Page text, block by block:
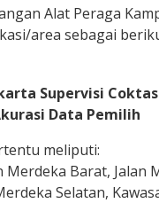
Alat Peraga
area sebagai
Supervisi
Data Pemilih
meliputi:
Merdeka Barat, Jalan
Selatan,